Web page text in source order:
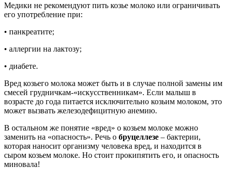
Медики не рекомендуют пить козье молоко или ограничивать
его употребление при:
• панкреатите;
• аллергии на лактозу;
• диабете.
Вред козьего молока может быть и в случае полной замены им
смесей грудничкам-«искусственникам». Если малыш в
возрасте до года питается исключительно козьим молоком, это
может вызвать железодефицитную анемию.
В остальном же понятие «вред» о козьем молоке можно
заменить на «опасность». Речь о бруцеллезе – бактерии,
которая наносит организму человека вред, и находится в
сыром козьем молоке. Но стоит прокипятить его, и опасность
миновала!